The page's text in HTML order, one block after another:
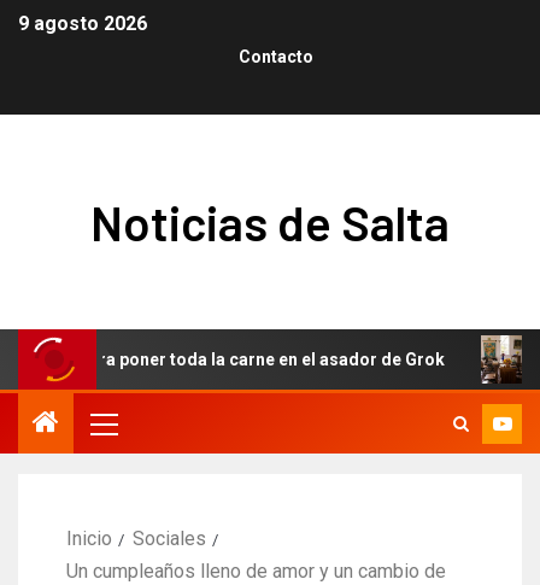
9 agosto 2026
Contacto
Noticias de Salta
para poner toda la carne en el asador de Grok Ответ
Inicio
Sociales
Un cumpleaños lleno de amor y un cambio de